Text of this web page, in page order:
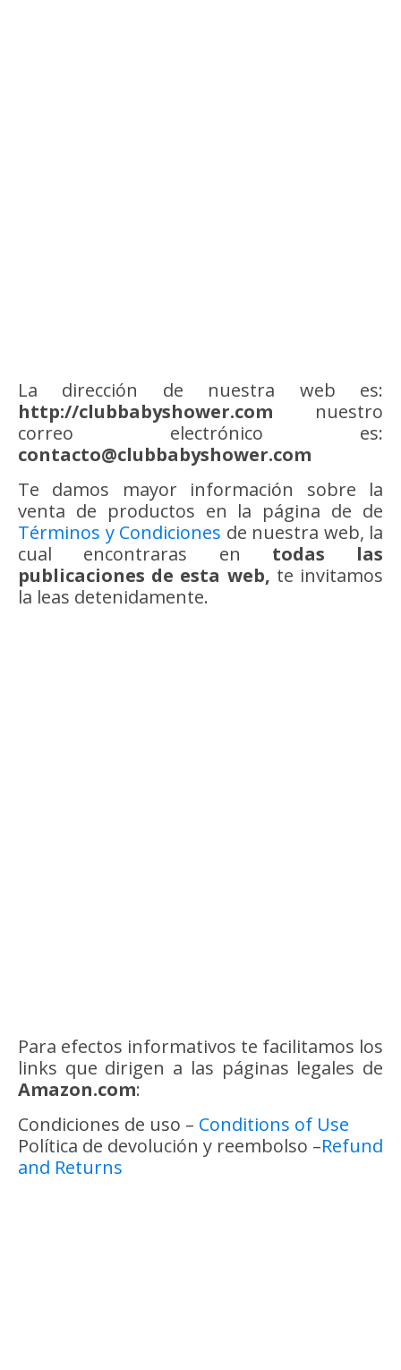
La dirección de nuestra web es:
http://clubbabyshower.com nuestro
correo electrónico es:
contacto@clubbabyshower.com
Te damos mayor información sobre la
venta de productos en la página de de
Términos y Condiciones de nuestra web, la
cual encontraras en todas las
publicaciones de esta web, te invitamos
la leas detenidamente.
Para efectos informativos te facilitamos los
links que dirigen a las páginas legales de
Amazon.com:
Condiciones de uso – Conditions of Use
Política de devolución y reembolso –Refund
and Returns